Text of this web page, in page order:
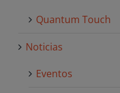
Quantum Touch
Noticias
Eventos